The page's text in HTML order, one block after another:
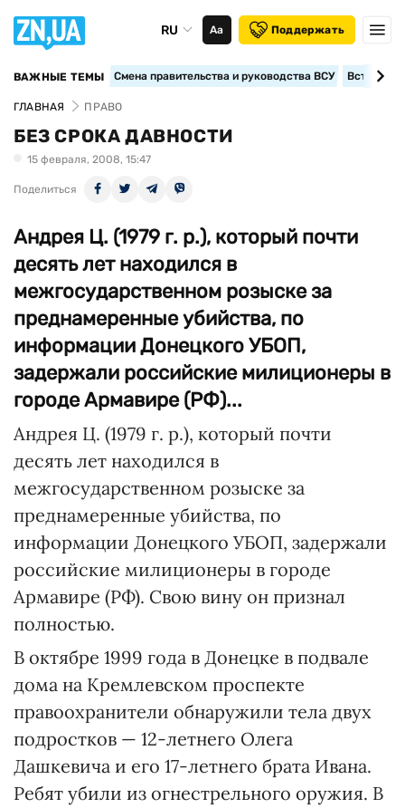
RU Аа Поддержать
ВАЖНЫЕ ТЕМЫ Смена правительства и руководства ВСУ
ГЛАВНАЯ ПРАВО
БЕЗ СРОКА ДАВНОСТИ
15 февраля, 2008, 15:47
Поделиться
Андрея Ц. (1979 г. р.), который почти
десять лет находился в
межгосударственном розыске за
преднамеренные убийства, по
информации Донецкого УБОП,
задержали российские милиционеры в
городе Армавире (РФ)...
Андрея Ц. (1979 г. р.), который почти
десять лет находился в
межгосударственном розыске за
преднамеренные убийства, по
информации Донецкого УБОП, задержали
российские милиционеры в городе
Армавире (РФ). Свою вину он признал
полностью.
В октябре 1999 года в Донецке в подвале
дома на Кремлевском проспекте
правоохранители обнаружили тела двух
подростков — 12-летнего Олега
Дашкевича и его 17-летнего брата Ивана.
Ребят убили из огнестрельного оружия. В